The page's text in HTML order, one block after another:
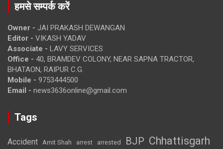
हमसे सम्पर्क करें
Owner - JAI PRAKASH DEWANGAN
Editor - VIKASH YADAV
Associate - LAVY SERVICES
Office - 40, BRAMDEV COLONY, NEAR SAPNA TRACTOR,
BHATAON, RAIPUR C.G.
Mobile - 9753444500
Email - news3636online@gmail.com
Tags
Accident Amit Shah arrest arrested BJP Chhattisgarh